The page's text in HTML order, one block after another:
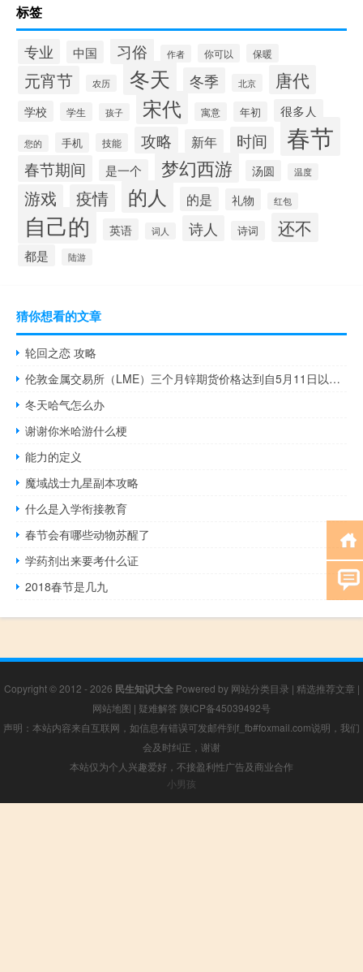
标签
专业 中国 习俗 作者 你可以 保暖
元宵节 农历 冬天 冬季 北京 唐代
学校 学生 孩子 宋代 寓意 年初 很多人
您的 手机 技能 攻略 新年 时间 春节
春节期间 是一个 梦幻西游 汤圆 温度
游戏 疫情 的人 的是 礼物 红包
自己的 英语 词人 诗人 诗词 还不
都是 陆游
猜你想看的文章
轮回之恋 攻略
伦敦金属交易所（LME）三个月锌期货价格达到自5月11日以来的最高水平报每吨2600美元上涨4.7%
冬天哈气怎么办
谢谢你米哈游什么梗
能力的定义
魔域战士九星副本攻略
什么是入学衔接教育
春节会有哪些动物苏醒了
学药剂出来要考什么证
2018春节是几九
Copyright © 2012 - 2026 民生知识大全Powered by 网站分类目录 | 精选推荐文章 |
网站地图 | 疑难解答 陕ICP备45039492号
声明：本站内容来自互联网，如信息有错误可发邮件到f_fb#foxmail.com说明，我们
会及时纠正，谢谢
本站仅为个人兴趣爱好，不接盈利性广告及商业合作
小男孩